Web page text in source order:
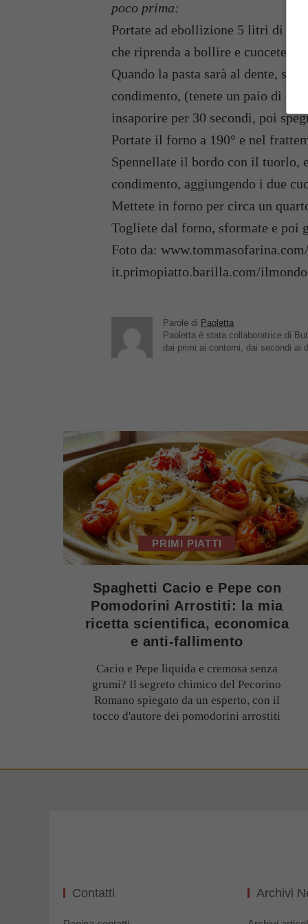
poco prima:
Portate ad ebollizione 5 litri di
che riprenda a bollire e cuocetevi
Quando la pasta sarà al dente,
condimento, (tenete un paio di
insaporire per 30 secondi, poi
Portate il forno a 190° e nel
Spennellate il bordo con il tuorlo,
condimento, aggiungendo i due
Mettete in forno per circa un
Togliete dal forno, sformate e poi
Foto da:
it.primopiatto.barilla.com/
Parole di Paoletta
Paoletta è stata collaboratrice di
dai primi ai contorni, dai secondi ai
PRIMI PIATTI
Spaghetti Cacio e Pepe con
Pomodorini Arrostiti: la mia
ricetta scientifica, economica
e anti-fallimento
Cacio e Pepe liquida e cremosa senza
grumi? Il segreto chimico del Pecorino
Romano spiegato da un esperto, con il
tocco d'autore dei pomodorini arrostiti
Contatti Archivi